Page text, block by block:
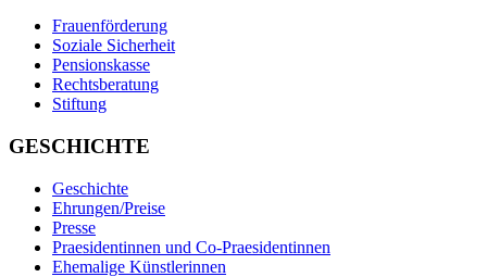
Frauenförderung
Soziale Sicherheit
Pensionskasse
Rechtsberatung
Stiftung
GESCHICHTE
Geschichte
Ehrungen/Preise
Presse
Praesidentinnen und Co-Praesidentinnen
Ehemalige Künstlerinnen